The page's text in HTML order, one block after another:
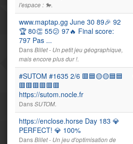
l'espace : 🐎.
www.maptap.gg June 30 89🎉 92
🏆 80👏 55😕 97🔥 Final score:
797 Pas ...
DansBillet - Un petit jeu géographique,
mais encore plus dur !.
#SUTOM #1635 2/6 🟥🟦🟡🟡🟦🟦
🟥🟥🟥🟥🟥🟥
https://sutom.nocle.fr
DansSUTOM.
https://enclose.horse Day 183 💎
PERFECT! 💎 100%
DansBillet - Un jeu d'optimisation de